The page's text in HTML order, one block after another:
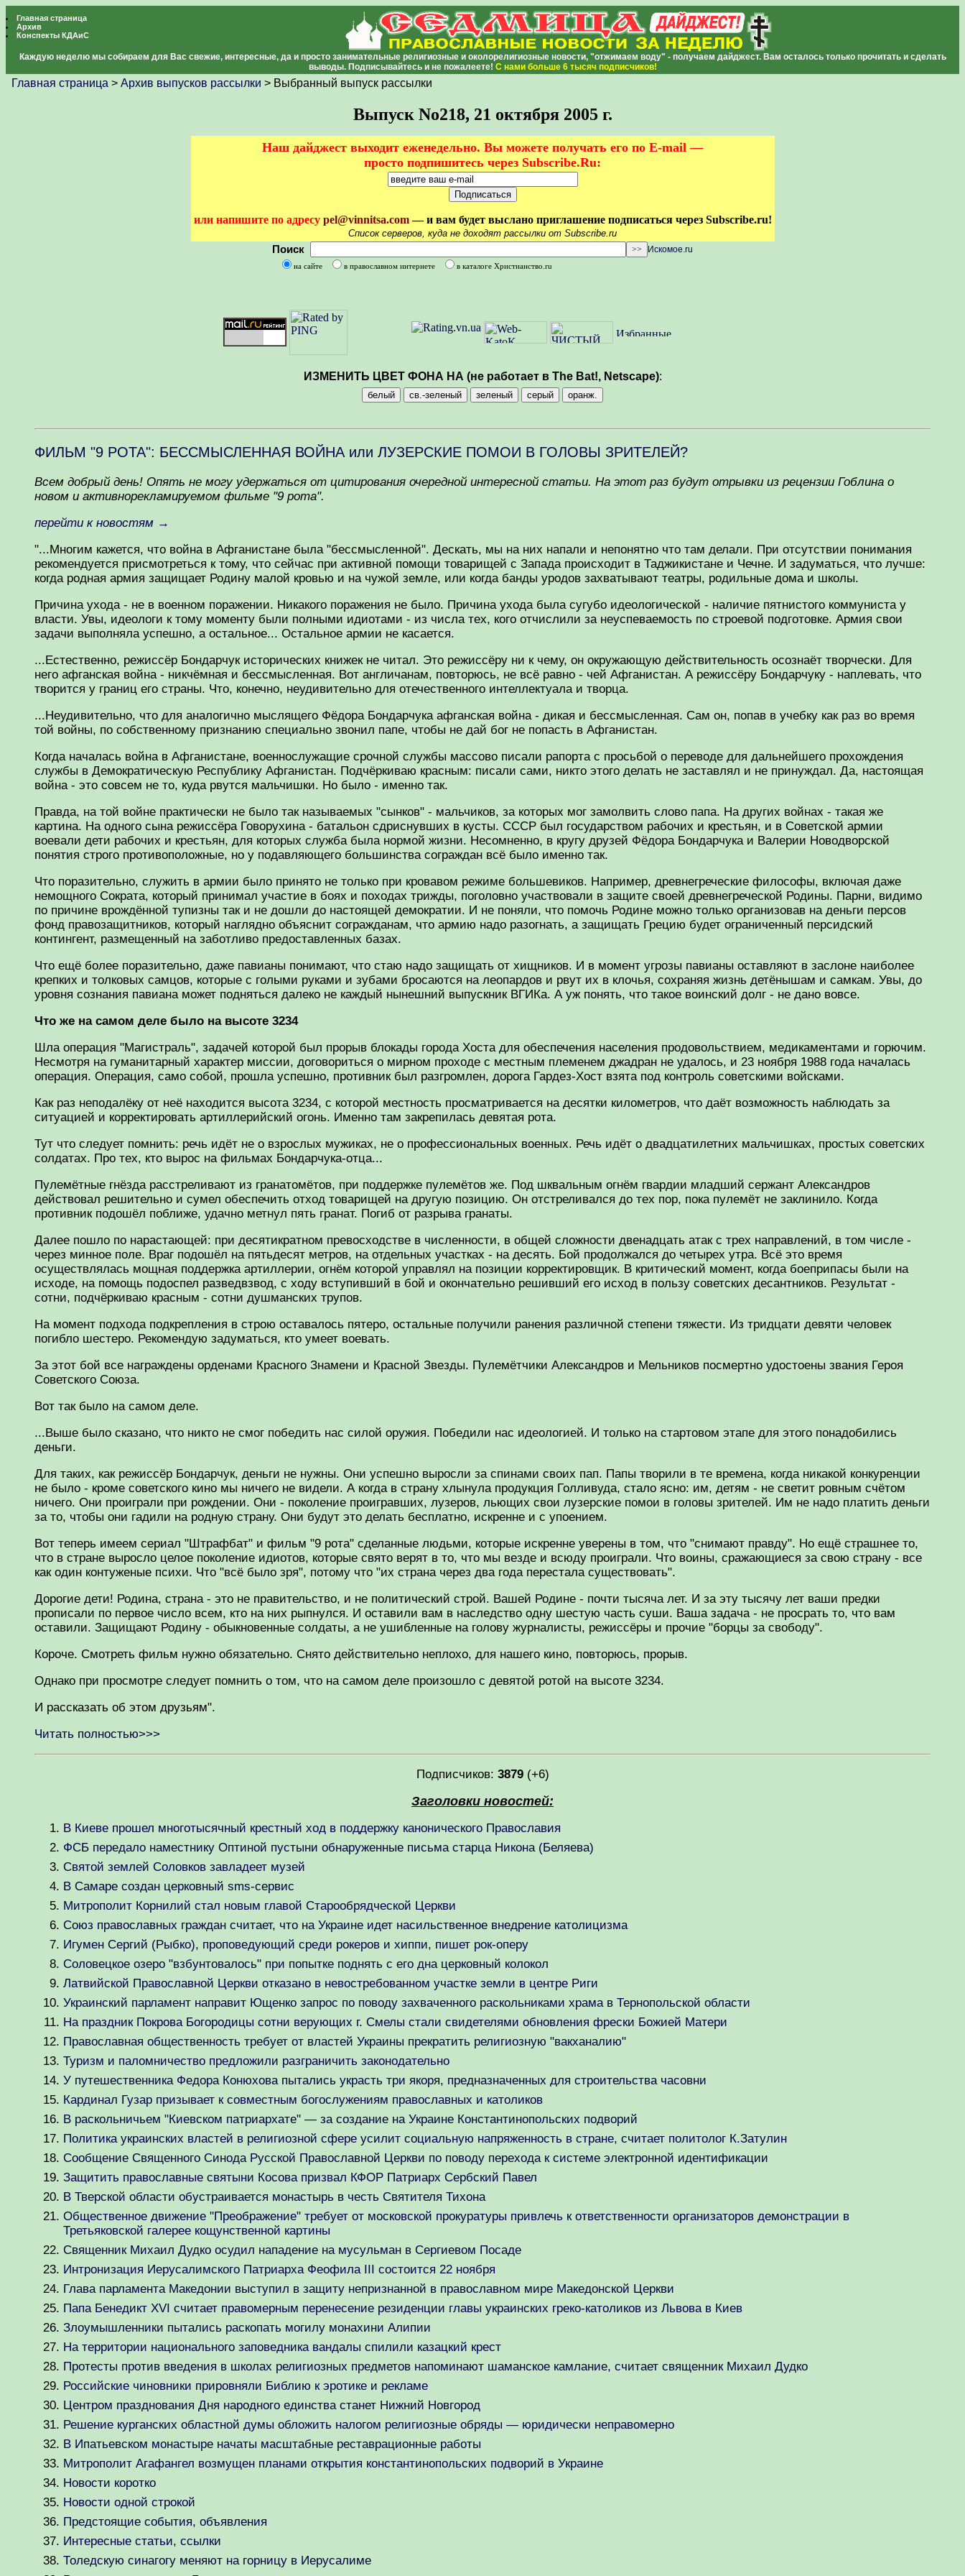
Главная страница
Архив
Конспекты КДАиС
Каждую неделю мы собираем для Вас свежие, интересные, да и просто занимательные религиозные и околорелигиозные новости, "отжимаем воду" - получаем дайджест. Вам осталось только прочитать и сделать
выводы. Подписывайтесь и не пожалеете! С нами больше 6 тысяч подписчиков!
Главная страница > Архив выпусков рассылки > Выбранный выпуск рассылки
Выпуск No218, 21 октября 2005 г.
Наш дайджест выходит еженедельно. Вы можете получать его по E-mail —
просто подпишитесь через Subscribe.Ru:
или напишите по адресу pel@vinnitsa.com — и вам будет выслано приглашение подписаться через Subscribe.ru!
Список серверов, куда не доходят рассылки от Subscribe.ru
Поиск Искомое.ru
на сайте в православном интернете в каталоге Христианство.ru
ИЗМЕНИТЬ ЦВЕТ ФОНА НА (не работает в The Bat!, Netscape):
ФИЛЬМ "9 РОТА": БЕССМЫСЛЕННАЯ ВОЙНА или ЛУЗЕРСКИЕ ПОМОИ В ГОЛОВЫ ЗРИТЕЛЕЙ?
Всем добрый день! Опять не могу удержаться от цитирования очередной интересной статьи. На этот раз будут отрывки из рецензии Гоблина о
новом и активнорекламируемом фильме "9 рота".
перейти к новостям →
"...Многим кажется, что война в Афганистане была "бессмысленной". Дескать, мы на них напали и непонятно что там делали. При отсутствии понимания
рекомендуется присмотреться к тому, что сейчас при активной помощи товарищей с Запада происходит в Таджикистане и Чечне. И задуматься, что лучше:
когда родная армия защищает Родину малой кровью и на чужой земле, или когда банды уродов захватывают театры, родильные дома и школы.
Причина ухода - не в военном поражении. Никакого поражения не было. Причина ухода была сугубо идеологической - наличие пятнистого коммуниста у
власти. Увы, идеологи к тому моменту были полными идиотами - из числа тех, кого отчислили за неуспеваемость по строевой подготовке. Армия свои
задачи выполняла успешно, а остальное... Остальное армии не касается.
...Естественно, режиссёр Бондарчук исторических книжек не читал. Это режиссёру ни к чему, он окружающую действительность осознаёт творчески. Для
него афганская война - никчёмная и бессмысленная. Вот англичанам, повторюсь, не всё равно - чей Афганистан. А режиссёру Бондарчуку - наплевать, что
творится у границ его страны. Что, конечно, неудивительно для отечественного интеллектуала и творца.
...Неудивительно, что для аналогично мыслящего Фёдора Бондарчука афганская война - дикая и бессмысленная. Сам он, попав в учебку как раз во время
той войны, по собственному признанию специально звонил папе, чтобы не дай бог не попасть в Афганистан.
Когда началась война в Афганистане, военнослужащие срочной службы массово писали рапорта с просьбой о переводе для дальнейшего прохождения
службы в Демократическую Республику Афганистан. Подчёркиваю красным: писали сами, никто этого делать не заставлял и не принуждал. Да, настоящая
война - это совсем не то, куда рвутся мальчишки. Но было - именно так.
Правда, на той войне практически не было так называемых "сынков" - мальчиков, за которых мог замолвить слово папа. На других войнах - такая же
картина. На одного сына режиссёра Говорухина - батальон сдриснувших в кусты. СССР был государством рабочих и крестьян, и в Советской армии
воевали дети рабочих и крестьян, для которых служба была нормой жизни. Несомненно, в кругу друзей Фёдора Бондарчука и Валерии Новодворской
понятия строго противоположные, но у подавляющего большинства сограждан всё было именно так.
Что поразительно, служить в армии было принято не только при кровавом режиме большевиков. Например, древнегреческие философы, включая даже
немощного Сократа, который принимал участие в боях и походах трижды, поголовно участвовали в защите своей древнегреческой Родины. Парни, видимо
по причине врождённой тупизны так и не дошли до настоящей демократии. И не поняли, что помочь Родине можно только организовав на деньги персов
фонд правозащитников, который наглядно объяснит согражданам, что армию надо разогнать, а защищать Грецию будет ограниченный персидский
контингент, размещенный на заботливо предоставленных базах.
Что ещё более поразительно, даже павианы понимают, что стаю надо защищать от хищников. И в момент угрозы павианы оставляют в заслоне наиболее
крепких и толковых самцов, которые с голыми руками и зубами бросаются на леопардов и рвут их в клочья, сохраняя жизнь детёнышам и самкам. Увы, до
уровня сознания павиана может подняться далеко не каждый нынешний выпускник ВГИКа. А уж понять, что такое воинский долг - не дано вовсе.
Что же на самом деле было на высоте 3234
Шла операция "Магистраль", задачей которой был прорыв блокады города Хоста для обеспечения населения продовольствием, медикаментами и горючим.
Несмотря на гуманитарный характер миссии, договориться о мирном проходе с местным племенем джадран не удалось, и 23 ноября 1988 года началась
операция. Операция, само собой, прошла успешно, противник был разгромлен, дорога Гардез-Хост взята под контроль советскими войсками.
Как раз неподалёку от неё находится высота 3234, с которой местность просматривается на десятки километров, что даёт возможность наблюдать за
ситуацией и корректировать артиллерийский огонь. Именно там закрепилась девятая рота.
Тут что следует помнить: речь идёт не о взрослых мужиках, не о профессиональных военных. Речь идёт о двадцатилетних мальчишках, простых советских
солдатах. Про тех, кто вырос на фильмах Бондарчука-отца...
Пулемётные гнёзда расстреливают из гранатомётов, при поддержке пулемётов же. Под шквальным огнём гвардии младший сержант Александров
действовал решительно и сумел обеспечить отход товарищей на другую позицию. Он отстреливался до тех пор, пока пулемёт не заклинило. Когда
противник подошёл поближе, удачно метнул пять гранат. Погиб от разрыва гранаты.
Далее пошло по нарастающей: при десятикратном превосходстве в численности, в общей сложности двенадцать атак с трех направлений, в том числе -
через минное поле. Враг подошёл на пятьдесят метров, на отдельных участках - на десять. Бой продолжался до четырех утра. Всё это время
осуществлялась мощная поддержка артиллерии, огнём которой управлял на позиции корректировщик. В критический момент, когда боеприпасы были на
исходе, на помощь подоспел разведвзвод, с ходу вступивший в бой и окончательно решивший его исход в пользу советских десантников. Результат -
сотни, подчёркиваю красным - сотни душманских трупов.
На момент подхода подкрепления в строю оставалось пятеро, остальные получили ранения различной степени тяжести. Из тридцати девяти человек
погибло шестеро. Рекомендую задуматься, кто умеет воевать.
За этот бой все награждены орденами Красного Знамени и Красной Звезды. Пулемётчики Александров и Мельников посмертно удостоены звания Героя
Советского Союза.
Вот так было на самом деле.
...Выше было сказано, что никто не смог победить нас силой оружия. Победили нас идеологией. И только на стартовом этапе для этого понадобились
деньги.
Для таких, как режиссёр Бондарчук, деньги не нужны. Они успешно выросли за спинами своих пап. Папы творили в те времена, когда никакой конкуренции
не было - кроме советского кино мы ничего не видели. А когда в страну хлынула продукция Голливуда, стало ясно: им, детям - не светит ровным счётом
ничего. Они проиграли при рождении. Они - поколение проигравших, лузеров, льющих свои лузерские помои в головы зрителей. Им не надо платить деньги
за то, чтобы они гадили на родную страну. Они будут это делать бесплатно, искренне и с упоением.
Вот теперь имеем сериал "Штрафбат" и фильм "9 рота" сделанные людьми, которые искренне уверены в том, что "снимают правду". Но ещё страшнее то,
что в стране выросло целое поколение идиотов, которые свято верят в то, что мы везде и всюду проиграли. Что воины, сражающиеся за свою страну - все
как один контуженые психи. Что "всё было зря", потому что "их страна через два года перестала существовать".
Дорогие дети! Родина, страна - это не правительство, и не политический строй. Вашей Родине - почти тысяча лет. И за эту тысячу лет ваши предки
прописали по первое число всем, кто на них рыпнулся. И оставили вам в наследство одну шестую часть суши. Ваша задача - не просрать то, что вам
оставили. Защищают Родину - обыкновенные солдаты, а не ушибленные на голову журналисты, режиссёры и прочие "борцы за свободу".
Короче. Смотреть фильм нужно обязательно. Снято действительно неплохо, для нашего кино, повторюсь, прорыв.
Однако при просмотре следует помнить о том, что на самом деле произошло с девятой ротой на высоте 3234.
И рассказать об этом друзьям".
Читать полностью>>>
Подписчиков: 3879 (+6)
Заголовки новостей:
В Киеве прошел многотысячный крестный ход в поддержку канонического Православия
ФСБ передало наместнику Оптиной пустыни обнаруженные письма старца Никона (Беляева)
Святой землей Соловков завладеет музей
В Самаре создан церковный sms-сервис
Митрополит Корнилий стал новым главой Старообрядческой Церкви
Союз православных граждан считает, что на Украине идет насильственное внедрение католицизма
Игумен Сергий (Рыбко), проповедующий среди рокеров и хиппи, пишет рок-оперу
Соловецкое озеро "взбунтовалось" при попытке поднять с его дна церковный колокол
Латвийской Православной Церкви отказано в невостребованном участке земли в центре Риги
Украинский парламент направит Ющенко запрос по поводу захваченного раскольниками храма в Тернопольской области
На праздник Покрова Богородицы сотни верующих г. Смелы стали свидетелями обновления фрески Божией Матери
Православная общественность требует от властей Украины прекратить религиозную "вакханалию"
Туризм и паломничество предложили разграничить законодательно
У путешественника Федора Конюхова пытались украсть три якоря, предназначенных для строительства часовни
Кардинал Гузар призывает к совместным богослужениям православных и католиков
В раскольничьем "Киевском патриархате" — за создание на Украине Константинопольских подворий
Политика украинских властей в религиозной сфере усилит социальную напряженность в стране, считает политолог К.Затулин
Сообщение Священного Синода Русской Православной Церкви по поводу перехода к системе электронной идентификации
Защитить православные святыни Косова призвал КФОР Патриарх Сербский Павел
В Тверской области обустраивается монастырь в честь Святителя Тихона
Общественное движение "Преображение" требует от московской прокуратуры привлечь к ответственности организаторов демонстрации в
Третьяковской галерее кощунственной картины
Священник Михаил Дудко осудил нападение на мусульман в Сергиевом Посаде
Интронизация Иерусалимского Патриарха Феофила III состоится 22 ноября
Глава парламента Македонии выступил в защиту непризнанной в православном мире Македонской Церкви
Папа Бенедикт XVI считает правомерным перенесение резиденции главы украинских греко-католиков из Львова в Киев
Злоумышленники пытались раскопать могилу монахини Алипии
На территории национального заповедника вандалы спилили казацкий крест
Протесты против введения в школах религиозных предметов напоминают шаманское камлание, считает священник Михаил Дудко
Российские чиновники прировняли Библию к эротике и рекламе
Центром празднования Дня народного единства станет Нижний Новгород
Решение курганских областной думы обложить налогом религиозные обряды — юридически неправомерно
В Ипатьевском монастыре начаты масштабные реставрационные работы
Митрополит Агафангел возмущен планами открытия константинопольских подворий в Украине
Новости коротко
Новости одной строкой
Предстоящие события, объявления
Интересные статьи, ссылки
Толедскую синагогу меняют на горницу в Иерусалиме